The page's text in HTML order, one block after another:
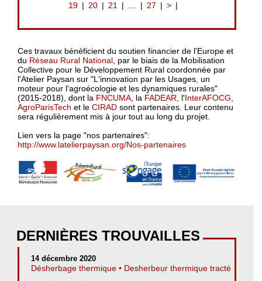
19
20 21 … 27 >
Ces travaux bénéficient du soutien financier de l'Europe et
du Réseau Rural National, par le biais de la Mobilisation
Collective pour le Développement Rural coordonnée par
l'Atelier Paysan sur "L'innovation par les Usages, un
moteur pour l'agroécologie et les dynamiques rurales"
(2015-2018), dont la FNCUMA, la FADEAR, l'InterAFOCG,
AgroParisTech et le CIRAD sont partenaires. Leur contenu
sera régulièrement mis à jour tout au long du projet.
Lien vers la page "nos partenaires":
http://www.latelierpaysan.org/Nos-partenaires
DERNIÈRES TROUVAILLES
14 décembre 2020
Désherbage thermique • Desherbeur thermique tracté